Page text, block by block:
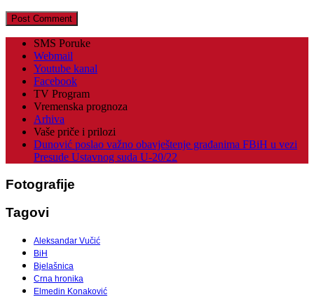
SMS Poruke
Webmail
Youtube kanal
Facebook
TV Program
Vremenska prognoza
Arhiva
Vaše priče i prilozi
Dunović poslao važno obavještenje građanima FBiH u vezi
Presude Ustavnog suda U-20/22
Fotografije
Tagovi
Aleksandar Vučić
BiH
Bjelašnica
Crna hronika
Elmedin Konaković